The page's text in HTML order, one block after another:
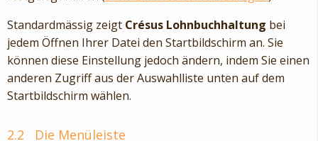
Standardmässig zeigt Crésus Lohnbuchhaltung bei
jedem Öffnen Ihrer Datei den Startbildschirm an. Sie
können diese Einstellung jedoch ändern, indem Sie einen
anderen Zugriff aus der Auswahlliste unten auf dem
Startbildschirm wählen.
2.2 Die Menüleiste